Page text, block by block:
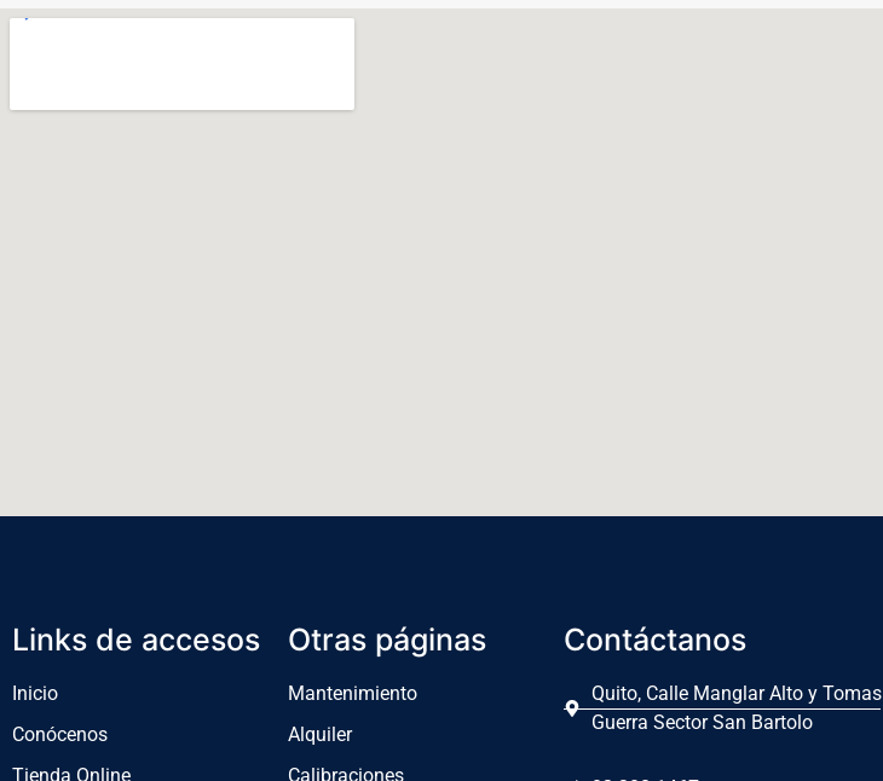
Links de accesos
Inicio
Conócenos
Tienda Online
Otras páginas
Mantenimiento
Alquiler
Calibraciones
Contáctanos
Quito, Calle Manglar Alto y Tomas
Guerra Sector San Bartolo